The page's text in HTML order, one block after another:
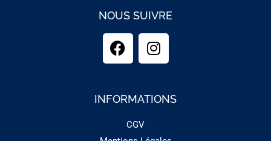
NOUS SUIVRE
INFORMATIONS
CGV